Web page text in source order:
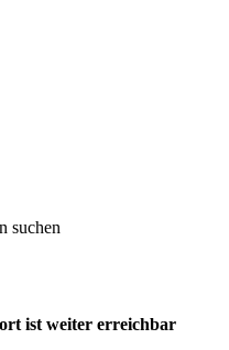
suchen
ist weiter erreichbar